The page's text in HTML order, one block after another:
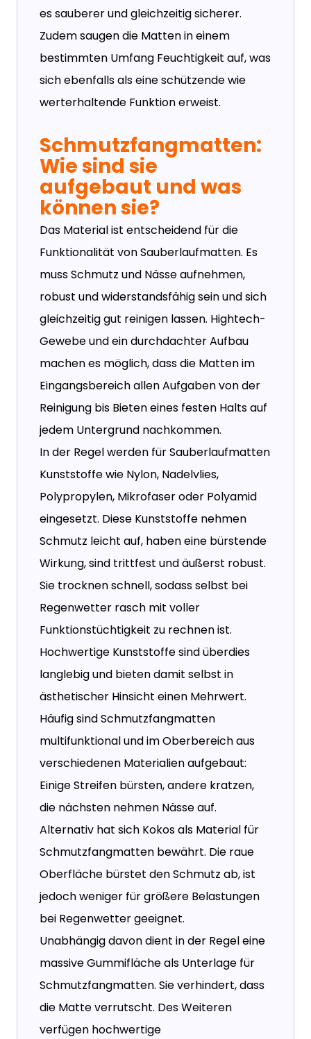
es sauberer und gleichzeitig sicherer.
Zudem saugen die Matten in einem
bestimmten Umfang Feuchtigkeit auf, was
sich ebenfalls als eine schützende wie
werterhaltende Funktion erweist.
Schmutzfangmatten:
Wie sind sie
aufgebaut und was
können sie?
Das Material ist entscheidend für die
Funktionalität von Sauberlaufmatten. Es
muss Schmutz und Nässe aufnehmen,
robust und widerstandsfähig sein und sich
gleichzeitig gut reinigen lassen. Hightech-
Gewebe und ein durchdachter Aufbau
machen es möglich, dass die Matten im
Eingangsbereich allen Aufgaben von der
Reinigung bis Bieten eines festen Halts auf
jedem Untergrund nachkommen.
In der Regel werden für Sauberlaufmatten
Kunststoffe wie Nylon, Nadelvlies,
Polypropylen, Mikrofaser oder Polyamid
eingesetzt. Diese Kunststoffe nehmen
Schmutz leicht auf, haben eine bürstende
Wirkung, sind trittfest und äußerst robust.
Sie trocknen schnell, sodass selbst bei
Regenwetter rasch mit voller
Funktionstüchtigkeit zu rechnen ist.
Hochwertige Kunststoffe sind überdies
langlebig und bieten damit selbst in
ästhetischer Hinsicht einen Mehrwert.
Häufig sind Schmutzfangmatten
multifunktional und im Oberbereich aus
verschiedenen Materialien aufgebaut:
Einige Streifen bürsten, andere kratzen,
die nächsten nehmen Nässe auf.
Alternativ hat sich Kokos als Material für
Schmutzfangmatten bewährt. Die raue
Oberfläche bürstet den Schmutz ab, ist
jedoch weniger für größere Belastungen
bei Regenwetter geeignet.
Unabhängig davon dient in der Regel eine
massive Gummifläche als Unterlage für
Schmutzfangmatten. Sie verhindert, dass
die Matte verrutscht. Des Weiteren
verfügen hochwertige